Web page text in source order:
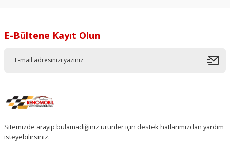
E-Bültene Kayıt Olun
Sitemizde arayıp bulamadığınız ürünler için destek hatlarımızdan yardım
isteyebilirsiniz.